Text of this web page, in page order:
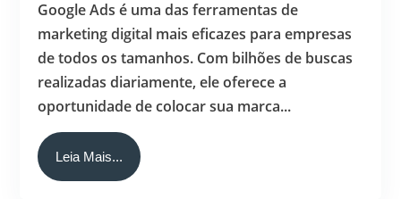
Google Ads é uma das ferramentas de
marketing digital mais eficazes para empresas
de todos os tamanhos. Com bilhões de buscas
realizadas diariamente, ele oferece a
oportunidade de colocar sua marca...
Leia Mais...